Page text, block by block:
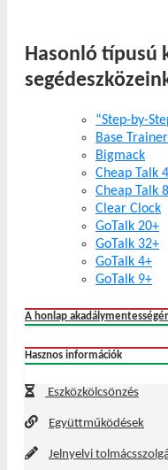
Hasonló típusú
“Step-by-
Base Trainer
Bigmack
Cheap Talk
Cheap Talk 8
Clear Clock
GoTalk 20+
GoTalk 32+
GoTalk 4+
GoTalk 9+
A honlap
Hasznos információk
Eszközkölcsönzés
Együttműködések
Jelnyelvi